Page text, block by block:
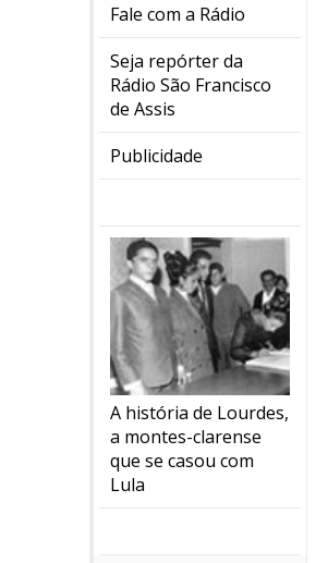
Fale com a Rádio
Seja repórter da
Rádio São Francisco
de Assis
Publicidade
A história de Lourdes,
a montes-clarense
que se casou com
Lula